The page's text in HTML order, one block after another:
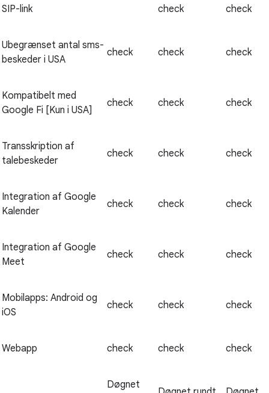
SIP-link check check
Ubegrænset antal sms-
beskeder i USA
check check check
Kompatibelt med
Google Fi [Kun i USA]
check check check
Transskription af
talebeskeder
check check check
Integration af Google
Kalender
check check check
Integration af Google
Meet
check check check
Mobilapps: Android og
iOS
check check check
Webapp check check check
Døgnet